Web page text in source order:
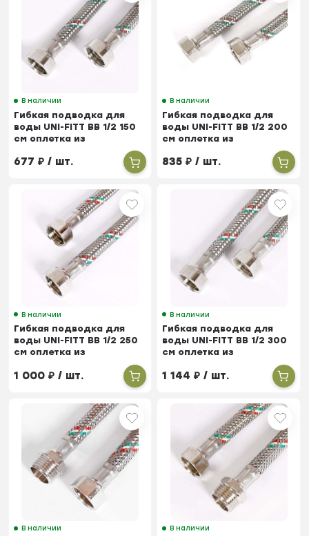
В наличии
Гибкая подводка для
воды UNI-FITT ВВ 1/2 150
см оплетка из
677₽ / шт.
В наличии
Гибкая подводка для
воды UNI-FITT ВВ 1/2 200
см оплетка из
835₽ / шт.
В наличии
Гибкая подводка для
воды UNI-FITT ВВ 1/2 250
см оплетка из
1 000₽ / шт.
В наличии
Гибкая подводка для
воды UNI-FITT ВВ 1/2 300
см оплетка из
1 144₽ / шт.
В наличии В наличии